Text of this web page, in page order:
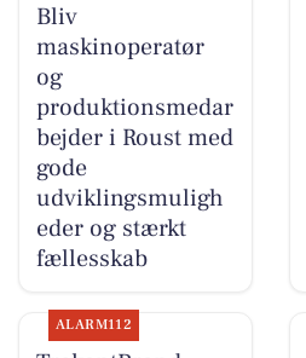
Bliv
maskinoperatør
og
produktionsmedar
bejder i Roust med
gode
udviklingsmuligh
eder og stærkt
fællesskab
ALARM112